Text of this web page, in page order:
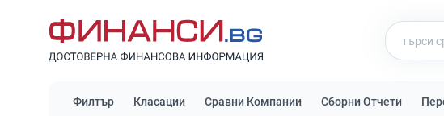
Филтър Класации Сравни Компании Сборни Отчети